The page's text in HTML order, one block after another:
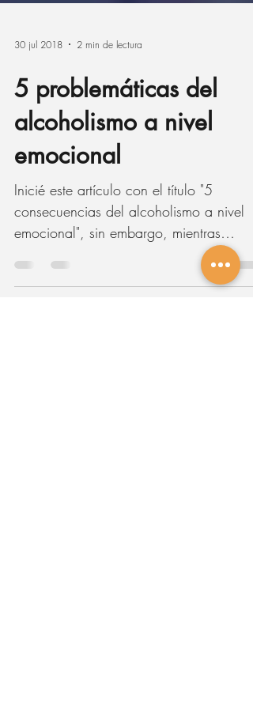
30 jul 2018 2 min de lectura
5 problemáticas del
alcoholismo a nivel
emocional
Inicié este artículo con el título "5
consecuencias del alcoholismo a nivel